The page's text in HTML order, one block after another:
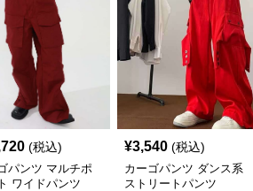
(税込)
パンツ マルチポ
ワイドパンツ
¥3,540 (税込)
カーゴパンツ ダンス系
ストリートパンツ